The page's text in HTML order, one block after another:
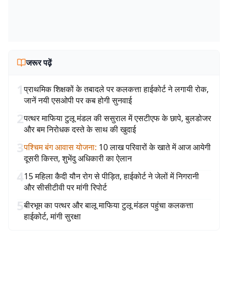
जरूर पढ़ें
1प्राथमिक शिक्षकों के तबादले पर कलकत्ता हाईकोर्ट ने लगायी रोक,
जानें नयी एसओपी पर कब होगी सुनवाई
2पत्थर माफिया टुलू मंडल की ससुराल में एसटीएफ के छापे, बुलडोजर
और बम निरोधक दस्ते के साथ की खुदाई
3पश्चिम बंग आवास योजना: 10 लाख परिवारों के खाते में आज आयेगी
दूसरी किस्त, शुभेंदु अधिकारी का ऐलान
415 महिला कैदी यौन रोग से पीड़ित, हाईकोर्ट ने जेलों में निगरानी
और सीसीटीवी पर मांगी रिपोर्ट
5बीरभूम का पत्थर और बालू माफिया टुलू मंडल पहुंचा कलकत्ता
हाईकोर्ट, मांगी सुरक्षा